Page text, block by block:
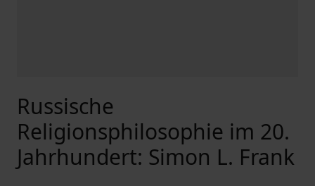
Russische
Religionsphilosophie im 20.
Jahrhundert: Simon L. Frank